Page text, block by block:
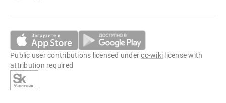
Public user contributions licensed undercc-wiki license with
attribution required